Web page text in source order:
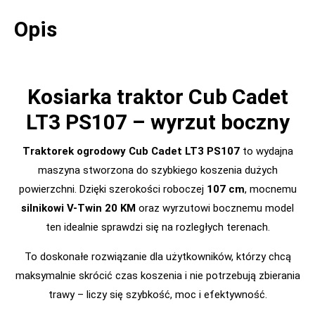
Opis
Kosiarka traktor Cub Cadet
LT3 PS107 – wyrzut boczny
Traktorek ogrodowy Cub Cadet LT3 PS107to wydajna
maszyna stworzona do szybkiego koszenia dużych
powierzchni. Dzięki szerokości roboczej 107 cm, mocnemu
silnikowi V-Twin 20 KM oraz wyrzutowi bocznemu model
ten idealnie sprawdzi się na rozległych terenach.
To doskonałe rozwiązanie dla użytkowników, którzy chcą
maksymalnie skrócić czas koszenia i nie potrzebują zbierania
trawy – liczy się szybkość, moc i efektywność.